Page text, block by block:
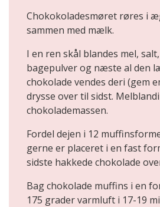
Chokokoladesmøret røres i
sammen med mælk.
I en ren skål blandes mel,
bagepulver og næste al den
chokolade vendes deri (gem
drysse over til sidst.
chokolademassen.
Fordel dejen i 12
gerne er placeret i en fast
sidste hakkede chokolade
Bag chokolade muffins i en
175 grader varmluft i 17-19